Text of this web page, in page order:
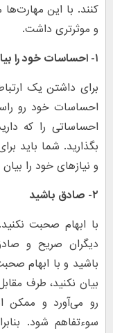
کنند. با این
و موثرتری داشت.
۱- احساسات خود را بیان کنید
برای داشتن یک
احساسات خود رو
احساساتی را که
بگذارید. شما باید
و نیازهای خود را بیان
۲- صادق باشید
با ابهام صحبت
دیگران صریح و
باشید و با ابهام
بیان نکنید، طرف
رو می‌آورد و ممکن
سوءتفاهم شود.